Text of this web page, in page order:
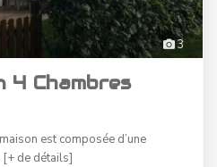
3
4 Chambres
est composée d’une
[+ de détails]